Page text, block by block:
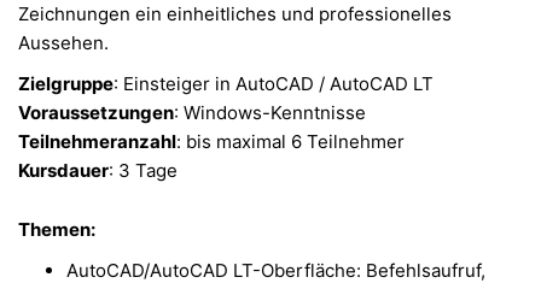
Zeichnungen ein einheitliches und professionelles
Aussehen.
Zielgruppe: Einsteiger in AutoCAD / AutoCAD LT
Voraussetzungen: Windows-Kenntnisse
Teilnehmeranzahl: bis maximal 6 Teilnehmer
Kursdauer: 3 Tage
Themen:
AutoCAD/AutoCAD LT-Oberfläche: Befehlsaufruf,